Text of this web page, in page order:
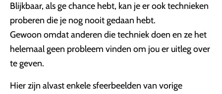
Blijkbaar, als ge chance hebt, kan je er ook technieken
proberen die je nog nooit gedaan hebt.
Gewoon omdat anderen die techniek doen en ze het
helemaal geen probleem vinden om jou er uitleg over
te geven.
Hier zijn alvast enkele sfeerbeelden van vorige